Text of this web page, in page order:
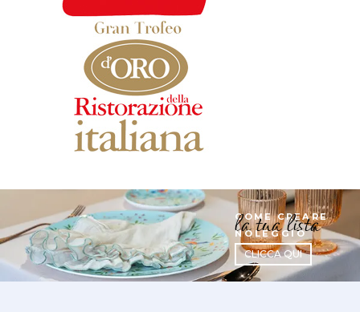
COME CREARE
la tua lista
NOLEGGIO
CLICCA QUI